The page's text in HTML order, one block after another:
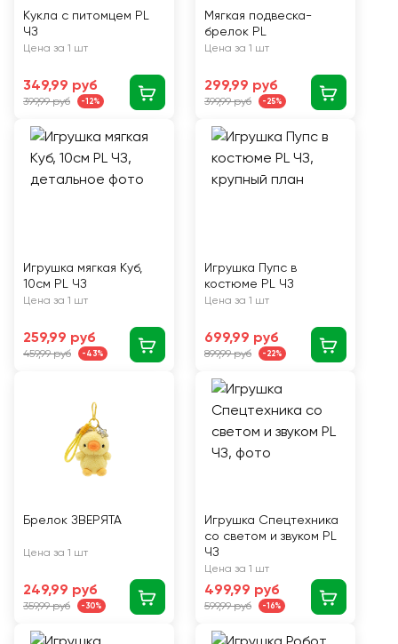
Кукла с питомцем PL
ЧЗ
Цена за 1 шт
349,99 руб
399,99 руб -12%
Мягкая подвеска-
брелок PL
Цена за 1 шт
299,99 руб
399,99 руб -25%
Игрушка мягкая Куб,
10см PL ЧЗ
Цена за 1 шт
259,99 руб
459,99 руб -43%
Игрушка Пупс в
костюме PL ЧЗ
Цена за 1 шт
699,99 руб
899,99 руб -22%
Брелок ЗВЕРЯТА
Цена за 1 шт
249,99 руб
359,99 руб -30%
Игрушка Спецтехника
со светом и звуком PL
ЧЗ
Цена за 1 шт
499,99 руб
599,99 руб -16%